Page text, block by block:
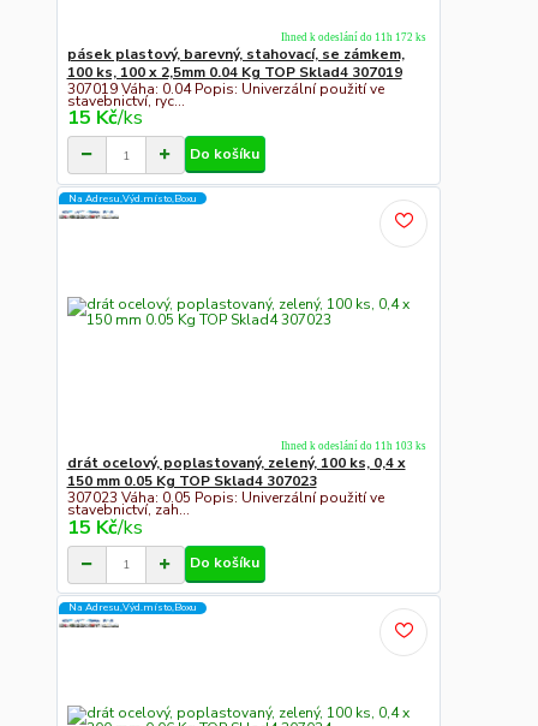
pásek plastový, barevný, stahovací, se zámkem,
100 ks, 100 x 2,5mm 0.04 Kg TOP Sklad4 307019
307019 Váha: 0.04 Popis: Univerzální použití ve
stavebnictví, ryc...
15 Kč/ks
Ihned k odeslání do 11h 172 ks
Do košíku
Na Adresu,Výd.místo,Boxu
drát ocelový, poplastovaný, zelený, 100 ks, 0,4 x
150 mm 0.05 Kg TOP Sklad4 307023
307023 Váha: 0.05 Popis: Univerzální použití ve
stavebnictví, zah...
15 Kč/ks
Ihned k odeslání do 11h 103 ks
Do košíku
Na Adresu,Výd.místo,Boxu